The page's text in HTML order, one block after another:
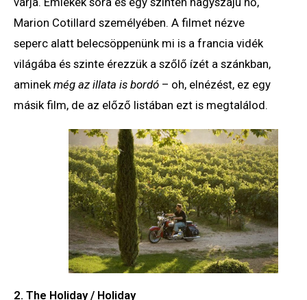
Marion Cotillard személyében. A filmet nézve
seperc alatt belecsöppenünk mi is a francia vidék
világába és szinte érezzük a szőlő ízét a szánkban,
aminek még az illata is bordó – oh, elnézést, ez egy
másik film, de az előző listában ezt is megtalálod.
2. The Holiday / Holiday